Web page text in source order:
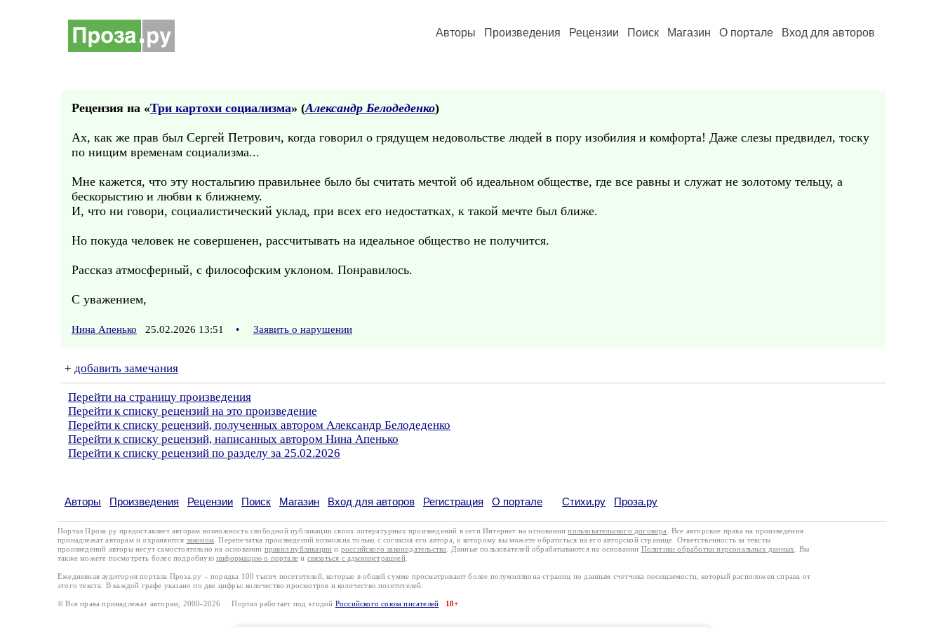
Авторы Произведения Рецензии Поиск Магазин О портале Вход для авторов
Рецензия на «Три картохи социализма» (Александр Белодеденко)
Ах, как же прав был Сергей Петрович, когда говорил о грядущем недовольстве людей в пору изобилия и комфорта! Даже слезы предвидел, тоску
по нищим временам социализма...
Мне кажется, что эту ностальгию правильнее было бы считать мечтой об идеальном обществе, где все равны и служат не золотому тельцу, а
бескорыстию и любви к ближнему.
И, что ни говори, социалистический уклад, при всех его недостатках, к такой мечте был ближе.
Но покуда человек не совершенен, рассчитывать на идеальное общество не получится.
Рассказ атмосферный, с философским уклоном. Понравилось.
С уважением,
Нина Апенько 25.02.2026 13:51 • Заявить о нарушении
+ добавить замечания
Перейти на страницу произведения
Перейти к списку рецензий на это произведение
Перейти к списку рецензий, полученных автором Александр Белодеденко
Перейти к списку рецензий, написанных автором Нина Апенько
Перейти к списку рецензий по разделу за 25.02.2026
Авторы Произведения Рецензии Поиск Магазин Вход для авторов Регистрация О портале Стихи.ру Проза.ру
Портал Проза.ру предоставляет авторам возможность свободной публикации своих литературных произведений в сети Интернет на основаниипользовательского договора
. Все авторские права на произведения
принадлежат авторам и охраняются законом . Перепечатка произведений возможна только с согласия его автора, к которому вы можете обратиться на его авторской странице. Ответственность за тексты
произведений авторы несут самостоятельно на основании правил публикации и российского законодательства . Данные пользователей обрабатываются на основании Политики обработки персональных данных
. Вы
также можете посмотреть более подробную информацию о портале и связаться с администрацией.
Ежедневная аудитория портала Проза.ру – порядка 100 тысяч посетителей, которые в общей сумме просматривают более полумиллиона страниц по данным счетчика посещаемости, который расположен справа от
этого текста. В каждой графе указано по две цифры: количество просмотров и количество посетителей.
© Все права принадлежат авторам, 2000-2026 Портал работает под эгидой Российского союза писателей 18+